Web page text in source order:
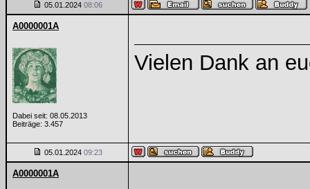
05.01.2024 08:06
A0000001A
Dabei seit: 08.05.2013
Beiträge: 3.457
Vielen Dank an
05.01.2024 09:23
A0000001A